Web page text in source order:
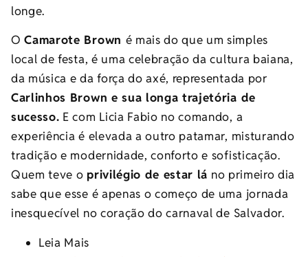
longe.
OCamarote Brown é mais do que um simples
local de festa, é uma celebração da cultura baiana,
da música e da força do axé, representada por
Carlinhos Brown e sua longa trajetória de
sucesso. E com Licia Fabio no comando, a
experiência é elevada a outro patamar, misturando
tradição e modernidade, conforto e sofisticação.
Quem teve o privilégio de estar lá no primeiro dia
sabe que esse é apenas o começo de uma jornada
inesquecível no coração do carnaval de Salvador.
Leia Mais